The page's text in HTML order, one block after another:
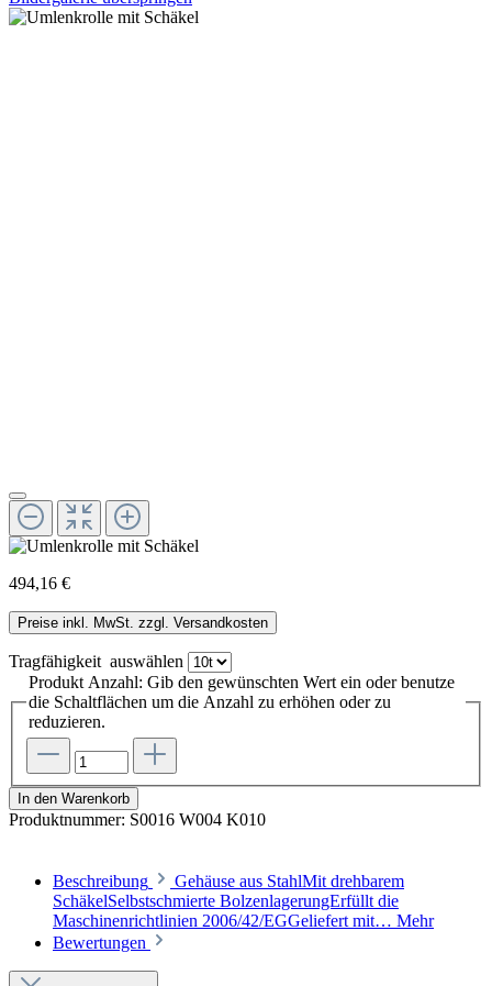
494,16 €
Preise inkl. MwSt. zzgl. Versandkosten
Tragfähigkeit auswählen
Produkt Anzahl: Gib den gewünschten Wert ein oder benutze
die Schaltflächen um die Anzahl zu erhöhen oder zu
reduzieren.
In den Warenkorb
Produktnummer: S0016 W004 K010
Beschreibung
Gehäuse aus StahlMit drehbarem
SchäkelSelbstschmierte BolzenlagerungErfüllt die
Maschinenrichtlinien 2006/42/EGGeliefert mit… Mehr
Bewertungen